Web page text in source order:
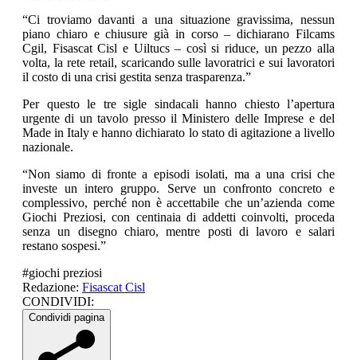
“Ci troviamo davanti a una situazione gravissima, nessun
piano chiaro e chiusure già in corso – dichiarano Filcams
Cgil, Fisascat Cisl e Uiltucs – così si riduce, un pezzo alla
volta, la rete retail, scaricando sulle lavoratrici e sui lavoratori
il costo di una crisi gestita senza trasparenza.”
Per questo le tre sigle sindacali hanno chiesto l’apertura
urgente di un tavolo presso il Ministero delle Imprese e del
Made in Italy e hanno dichiarato lo stato di agitazione a livello
nazionale.
“Non siamo di fronte a episodi isolati, ma a una crisi che
investe un intero gruppo. Serve un confronto concreto e
complessivo, perché non è accettabile che un’azienda come
Giochi Preziosi, con centinaia di addetti coinvolti, proceda
senza un disegno chiaro, mentre posti di lavoro e salari
restano sospesi.”
#giochi preziosi
Redazione: Fisascat Cisl
CONDIVIDI:
Condividi pagina